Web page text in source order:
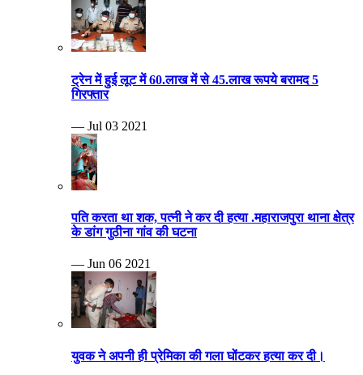
ट्रेन में हुई लूट में 60.लाख में से 45.लाख रूपये बरामद 5
गिरफ्तार
— Jul 03 2021
पति करता था शक, पत्नी ने कर दी हत्या .महाराजपुरा थाना क्षेत्र
के डांग गुठीना गांव की घटना
— Jun 06 2021
युवक ने अपनी ही प्रेमिका की गला घोंटकर हत्या कर दी।